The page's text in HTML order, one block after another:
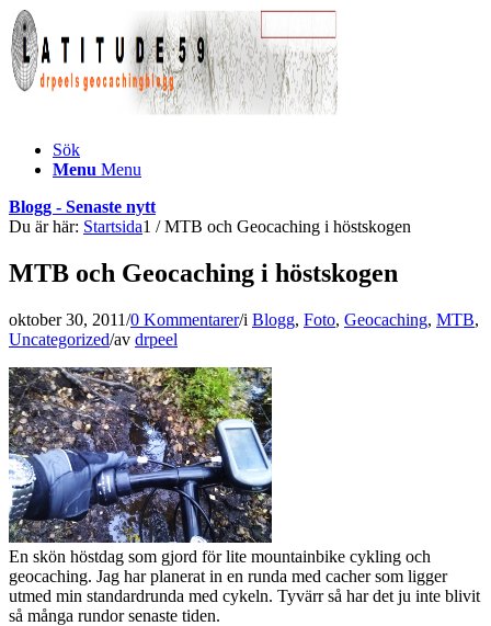
Sök
Menu Menu
Blogg - Senaste nytt
Du är här: Startsida1 / MTB och Geocaching i höstskogen
MTB och Geocaching i höstskogen
oktober 30, 2011/0 Kommentarer/i Blogg, Foto, Geocaching, MTB,
Uncategorized/av drpeel
En skön höstdag som gjord för lite mountainbike cykling och
geocaching. Jag har planerat in en runda med cacher som ligger
utmed min standardrunda med cykeln. Tyvärr så har det ju inte blivit
så många rundor senaste tiden.